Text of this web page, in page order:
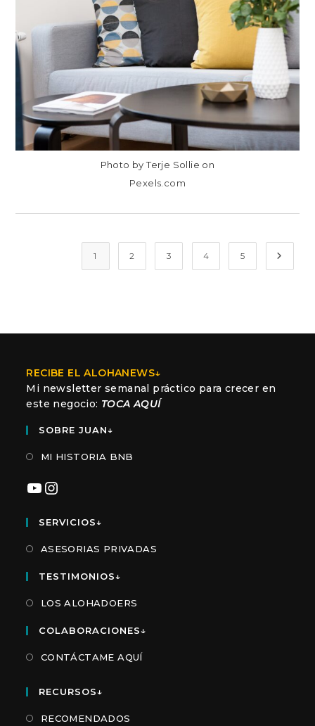
ATRAER
HUÉSPEDES?
Photo by Terje Sollie on
Pexels.com
1 2 3 4 5 Ir a la
RECIBE EL ALOHANEWS↓
Mi newsletter semanal práctico para crecer en
este negocio: TOCA AQUÍ
SOBRE JUAN↓
MI HISTORIA BNB
YouTubeInstagram
SERVICIOS↓
ASESORIAS PRIVADAS
TESTIMONIOS↓
LOS ALOHADOERS
COLABORACIONES↓
CONTÁCTAME AQUÍ
RECURSOS↓
RECOMENDADOS